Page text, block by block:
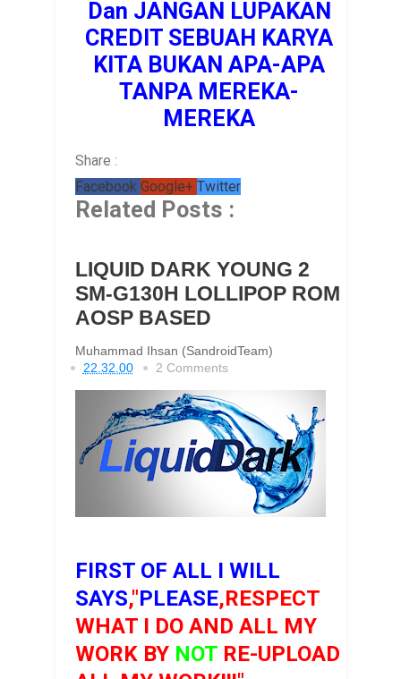
Dan JANGAN LUPAKAN
CREDIT SEBUAH KARYA
KITA BUKAN APA-APA
TANPA MEREKA-
MEREKA
Share :
Facebook Google+ Twitter
Related Posts :
LIQUID DARK YOUNG 2
SM-G130H LOLLIPOP ROM
AOSP BASED
Muhammad Ihsan (SandroidTeam)
22.32.00
2 Comments
FIRST OF ALL I WILL
SAYS,"PLEASE,RESPECT
WHAT I DO AND ALL MY
WORK BY NOTRE-UPLOAD